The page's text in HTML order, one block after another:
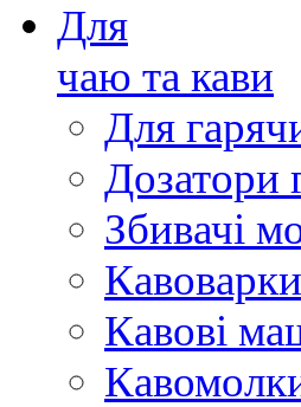
Для
чаю та кави
Для
Дозатори
Збивачі
Кавоварки
Кавові